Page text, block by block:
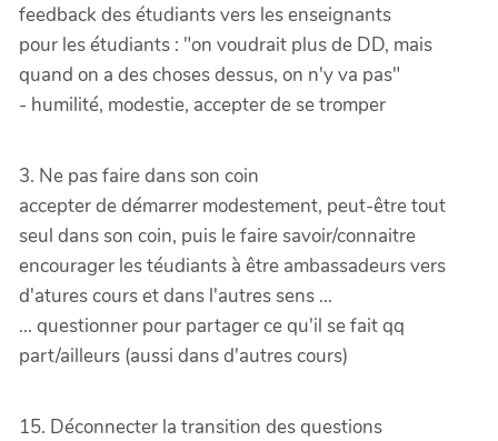
feedback des étudiants vers les enseignants
pour les étudiants : "on voudrait plus de DD, mais
quand on a des choses dessus, on n'y va pas"
- humilité, modestie, accepter de se tromper
3. Ne pas faire dans son coin
accepter de démarrer modestement, peut-être tout
seul dans son coin, puis le faire savoir/connaitre
encourager les téudiants à être ambassadeurs vers
d'atures cours et dans l'autres sens ...
... questionner pour partager ce qu'il se fait qq
part/ailleurs (aussi dans d'autres cours)
15. Déconnecter la transition des questions